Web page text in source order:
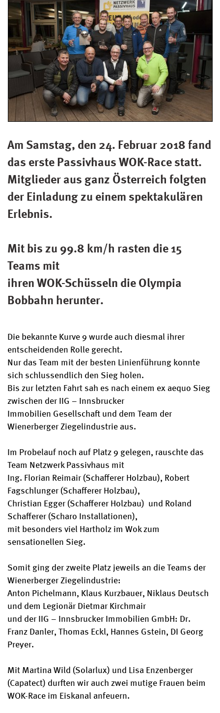
Am Samstag, den 24. Februar 2018 fand
das erste Passivhaus WOK-Race statt.
Mitglieder aus ganz Österreich folgten
der Einladung zu einem spektakulären
Erlebnis.
Mit bis zu 99.8 km/h rasten die 15
Teams mit
ihren WOK-Schüsseln die Olympia
Bobbahn herunter.
Die bekannte Kurve 9 wurde auch diesmal ihrer
entscheidenden Rolle gerecht.
Nur das Team mit der besten Linienführung konnte
sich schlussendlich den Sieg holen.
Bis zur letzten Fahrt sah es nach einem ex aequo Sieg
zwischen der IIG – Innsbrucker
Immobilien Gesellschaft und dem Team der
Wienerberger Ziegelindustrie aus.
Im Probelauf noch auf Platz 9 gelegen, rauschte das
Team Netzwerk Passivhaus mit
Ing. Florian Reimair (Schafferer Holzbau), Robert
Fagschlunger (Schafferer Holzbau),
Christian Egger (Schafferer Holzbau) und Roland
Schafferer (Scharo Installationen),
mit besonders viel Hartholz im Wok zum
sensationellen Sieg.
Somit ging der zweite Platz jeweils an die Teams der
Wienerberger Ziegelindustrie:
Anton Pichelmann, Klaus Kurzbauer, Niklaus Deutsch
und dem Legionär Dietmar Kirchmair
und der IIG – Innsbrucker Immobilien GmbH: Dr.
Franz Danler, Thomas Eckl, Hannes Gstein, DI Georg
Preyer.
Mit Martina Wild (Solarlux) und Lisa Enzenberger
(Capatect) durften wir auch zwei mutige Frauen beim
WOK-Race im Eiskanal anfeuern.